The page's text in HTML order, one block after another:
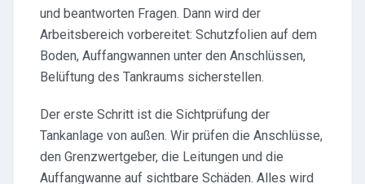
und beantworten Fragen. Dann wird der
Arbeitsbereich vorbereitet: Schutzfolien auf dem
Boden, Auffangwannen unter den Anschlüssen,
Belüftung des Tankraums sicherstellen.
Der erste Schritt ist die Sichtprüfung der
Tankanlage von außen. Wir prüfen die Anschlüsse,
den Grenzwertgeber, die Leitungen und die
Auffangwanne auf sichtbare Schäden. Alles wird